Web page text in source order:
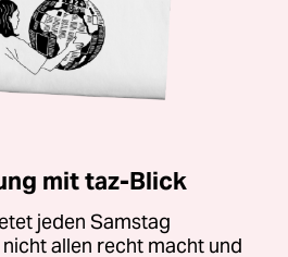
mit taz-Blick
jeden Samstag
allen recht macht und